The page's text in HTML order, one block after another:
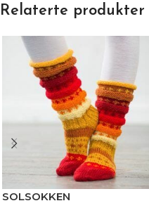
Relaterte produkter
SOLSOKKEN